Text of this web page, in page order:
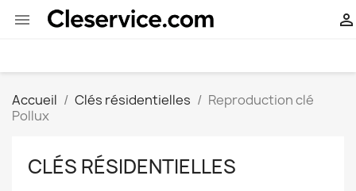
 
Accueil Clés résidentielles
Reproduction clé
Pollux
CLÉS RÉSIDENTIELLES